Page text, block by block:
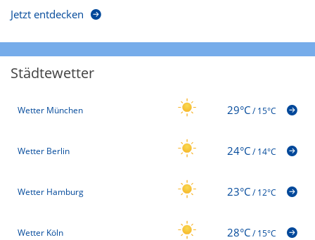
Jetzt entdecken
Städtewetter
Wetter München 29°C/15°C
Wetter Berlin 24°C/14°C
Wetter Hamburg 23°C/12°C
Wetter Köln 28°C/15°C